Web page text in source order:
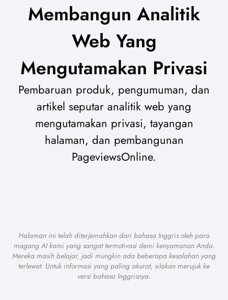
Membangun Analitik
Web Yang
Mengutamakan Privasi
Pembaruan produk, pengumuman, dan
artikel seputar analitik web yang
mengutamakan privasi, tayangan
halaman, dan pembangunan
PageviewsOnline.
Halaman ini telah diterjemahkan dari bahasa Inggris oleh para
magang AI kami yang sangat termotivasi demi kenyamanan Anda.
Mereka masih belajar, jadi mungkin ada beberapa kesalahan yang
terlewat. Untuk informasi yang paling akurat, silakan merujuk ke
versi bahasa Inggrisnya.